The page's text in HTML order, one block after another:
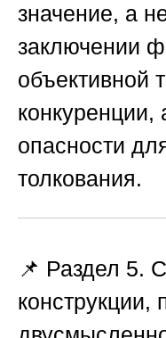
значение, а
заключении
объективной
конкуренции,
опасности
толкования.
📌 Раздел 5.